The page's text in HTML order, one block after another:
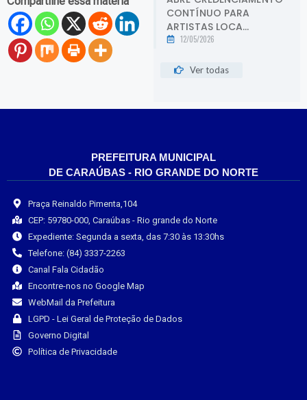
CONTÍNUO PARA
ARTISTAS LOCA...
12/05/2026
Ver todas
PREFEITURA MUNICIPAL
DE CARAÚBAS - RIO GRANDE DO NORTE
Praça Reinaldo Pimenta,104
CEP: 59780-000, Caraúbas - Rio grande do Norte
Expediente: Segunda a sexta, das 7:30 às 13:30hs
Telefone: (84) 3337-2263
Canal Fala Cidadão
Encontre-nos no Google Map
WebMail da Prefeitura
LGPD - Lei Geral de Proteção de Dados
Governo Digital
Política de Privacidade